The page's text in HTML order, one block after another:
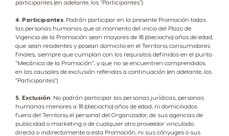
participantes (en adelante, los “Participantes”).
4. Participantes: Podrán participar en la presente Promoción todas
las personas humanas que al momento del inicio del Plazo de
Vigencia de la Promoción sean mayores de 18 (dieciocho) años de edad,
que sean residentes y posean domicilio en el Territorio, consumidores
finales, siempre que cumplan con los requisitos definidos en el punto
“Mecánica de la Promoción”, y que no se encuentren comprendidos
en las causales de exclusión referidas a continuación (en adelante, los
“Participantes”).
5. Exclusión: No podrán participar las personas jurídicas, personas
humanas menores a 18 (dieciocho) años de edad, ni domiciliados
fuera del Territorio, el personal del Organizador, de sus agencias de
publicidad o marketing o de cualquier otro proveedor vinculado
directa o indirectamente a esta Promoción, ni sus cónyuges o sus